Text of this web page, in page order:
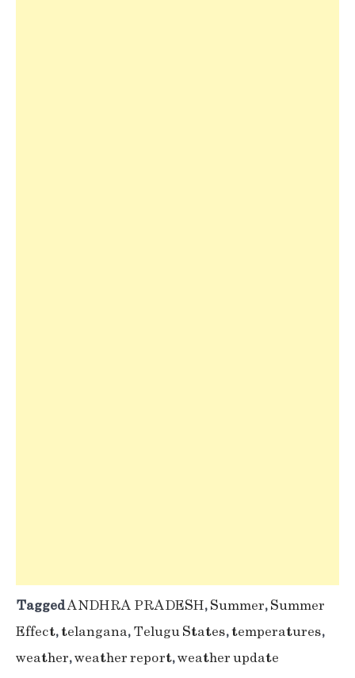
TaggedANDHRA PRADESH,Summer,Summer
Effect,telangana,Telugu States,temperatures,
weather,weather report,weather update